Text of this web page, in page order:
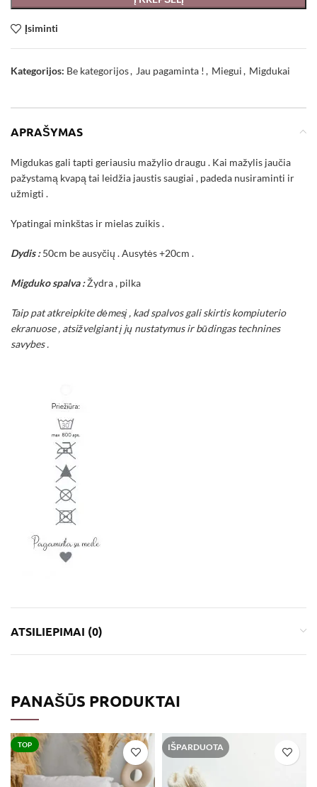
Įsiminti
Kategorijos: Be kategorijos, Jau pagaminta ! , Miegui, Migdukai
APRAŠYMAS
Migdukas gali tapti geriausiu mažylio draugu . Kai mažylis jaučia
pažystamą kvapą tai leidžia jaustis saugiai , padeda nusiraminti ir
užmigti .
Ypatingai minkštas ir mielas zuikis .
Dydis :50cm be ausyčių . Ausytės +20cm .
Migduko spalva :Žydra , pilka
Taip pat atkreipkite dėmesį , kad spalvos gali skirtis kompiuterio
ekranuose , atsižvelgiant į jų nustatymus ir būdingas technines
savybes .
ATSILIEPIMAI (0)
PANAŠŪS PRODUKTAI
TOP IŠPARDUOTA